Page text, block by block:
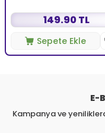
149.90 TL
Sepete Ekle
E-
Kampanya ve